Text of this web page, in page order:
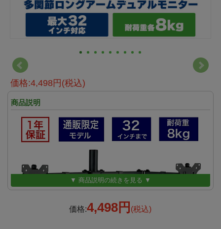
価格:4,498円(税込)
商品説明
▼ 商品説明の続きを見る ▼
価格:4,498円 (税込)